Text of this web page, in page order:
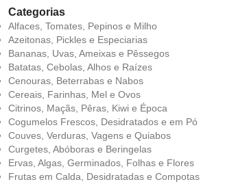
Categorias
Alfaces, Tomates, Pepinos e Milho
Azeitonas, Pickles e Especiarias
Bananas, Uvas, Ameixas e Pêssegos
Batatas, Cebolas, Alhos e Raízes
Cenouras, Beterrabas e Nabos
Cereais, Farinhas, Mel e Ovos
Citrinos, Maçãs, Pêras, Kiwi e Época
Cogumelos Frescos, Desidratados e em Pó
Couves, Verduras, Vagens e Quiabos
Curgetes, Abóboras e Beringelas
Ervas, Algas, Germinados, Folhas e Flores
Frutas em Calda, Desidratadas e Compotas